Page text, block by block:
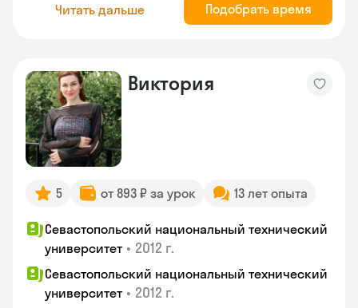
Читать дальше Подобрать время
Виктория
5 от 893 ₽ за урок 13 лет опыта
Севастопольский национальный технический
университет • 2012 г.
Севастопольский национальный технический
университет • 2012 г.